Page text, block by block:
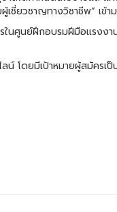
ยวชาญทางวิชาชีพ” เข้า
ในศูนย์ฝึกอบรมฝีมือแรง
ลน์ โดยมีเป้าหมายผู้สมัค